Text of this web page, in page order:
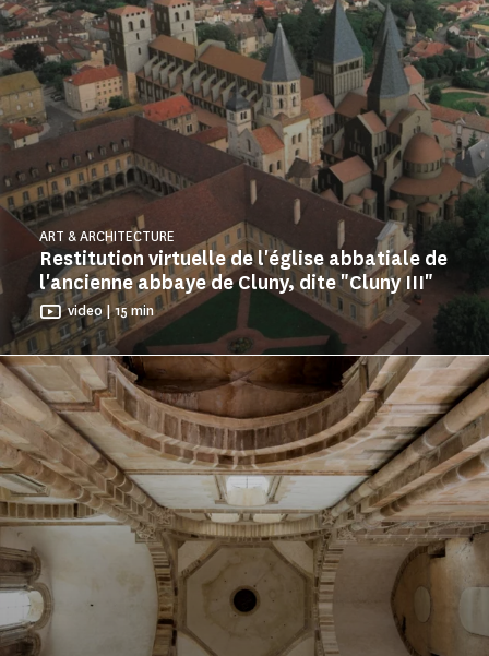
Restitution virtuelle de l'église abbatiale de
l'ancienne abbaye de Cluny, dite "Cluny III"
ART & ARCHITECTURE
video | 15 min